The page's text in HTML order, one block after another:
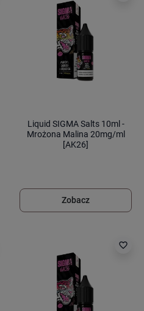
Liquid SIGMA Salts 10ml -
Mrożona Malina 20mg/ml
[AK26]
Zobacz
favorite_border